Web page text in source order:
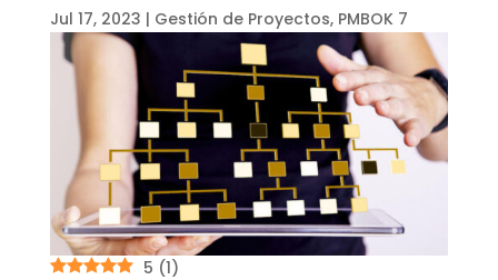
Jul 17, 2023 | Gestión de Proyectos, PMBOK 7
5 (1)